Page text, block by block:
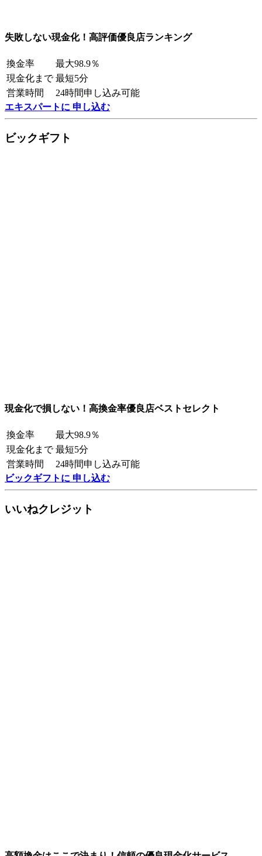
失敗しない現金化！高評価優良店ランキング
換金率
最大98.9％
現金化まで 最短5分
営業時間
24時間申し込み可能
エキスパートに 申し込む
ビックギフト
現金化で損しない！高換金率優良店ベストセレクト
換金率
最大98.9％
現金化まで 最短5分
営業時間
24時間申し込み可能
ビックギフトに 申し込む
いいねクレジット